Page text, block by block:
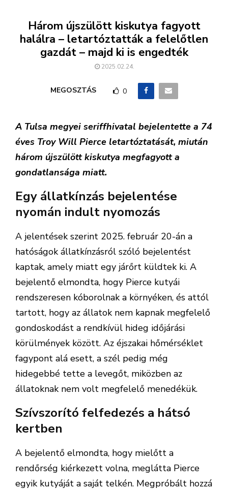
Három újszülött kiskutya fagyott
halálra – letartóztatták a felelőtlen
gazdát – majd ki is engedték
2025.02.24.
MEGOSZTÁS 0
A Tulsa megyei seriffhivatal bejelentette a 74
éves Troy Will Pierce letartóztatását, miután
három újszülött kiskutya megfagyott a
gondatlansága miatt.
Egy állatkínzás bejelentése
nyomán indult nyomozás
A jelentések szerint 2025. február 20-án a
hatóságok állatkínzásról szóló bejelentést
kaptak, amely miatt egy járőrt küldtek ki. A
bejelentő elmondta, hogy Pierce kutyái
rendszeresen kóborolnak a környéken, és attól
tartott, hogy az állatok nem kapnak megfelelő
gondoskodást a rendkívül hideg időjárási
körülmények között. Az éjszakai hőmérséklet
fagypont alá esett, a szél pedig még
hidegebbé tette a levegőt, miközben az
állatoknak nem volt megfelelő menedékük.
Szívszorító felfedezés a hátsó
kertben
A bejelentő elmondta, hogy mielőtt a
rendőrség kiérkezett volna, meglátta Pierce
egyik kutyáját a saját telkén. Megpróbált hozzá